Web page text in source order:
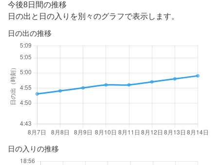
今後8日間の推移
日の出と日の入りを別々のグラフで表示します。
日の出の推移
日の入りの推移